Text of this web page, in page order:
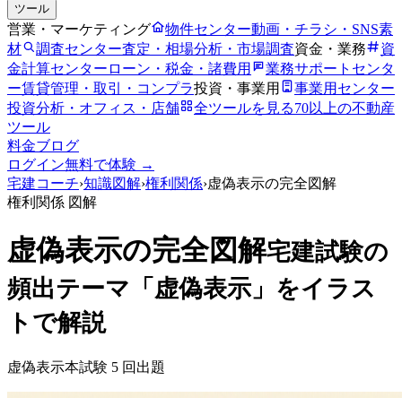
ツール
営業・マーケティング 物件センター動画・チラシ・SNS素
材
調査センター査定・相場分析・市場調査資金・業務
資
金計算センター ローン・税金・諸費用
業務サポートセンタ
ー賃貸管理・取引・コンプラ投資・事業用
事業用センター
投資分析・オフィス・店舗
全ツールを見る70以上の不動産
ツール
料金ブログ
ログイン無料で体験 →
宅建コーチ›知識図解›権利関係›虚偽表示の完全図解
権利関係 図解
虚偽表示の完全図解宅建試験の
頻出テーマ「虚偽表示」をイラス
トで解説
虚偽表示本試験 5 回出題